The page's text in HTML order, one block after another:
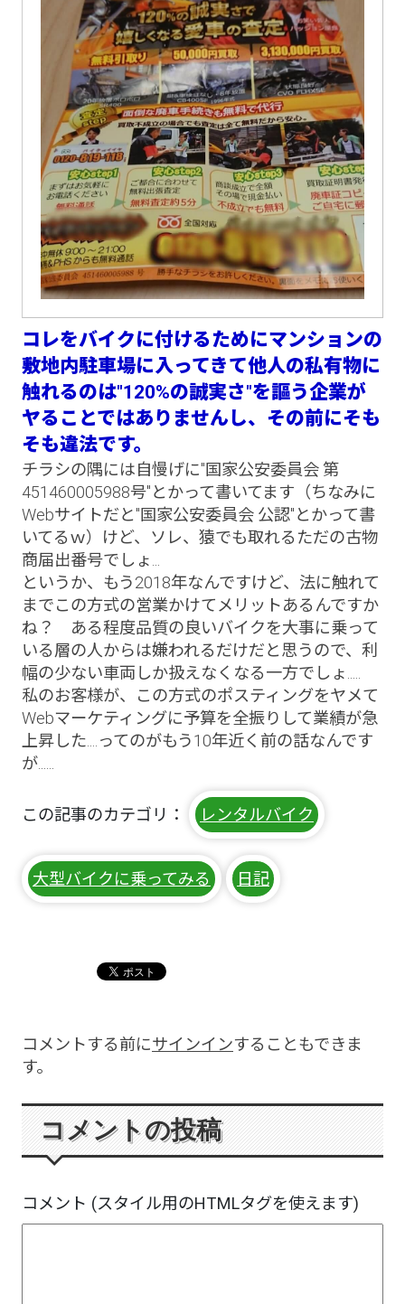
コレをバイクに付けるためにマンションの
敷地内駐車場に入ってきて他人の私有物に
触れるのは"120%の誠実さ"を謳う企業が
ヤることではありませんし、その前にそも
そも違法です。
チラシの隅には自慢げに"国家公安委員会 第
451460005988号"とかって書いてます（ちなみに
Webサイトだと"国家公安委員会 公認"とかって書
いてるｗ）けど、ソレ、猿でも取れるただの古物
商届出番号でしょ...
というか、もう2018年なんですけど、法に触れて
までこの方式の営業かけてメリットあるんですか
ね？ ある程度品質の良いバイクを大事に乗って
いる層の人からは嫌われるだけだと思うので、利
幅の少ない車両しか扱えなくなる一方でしょ.....
私のお客様が、この方式のポスティングをヤメて
Webマーケティングに予算を全振りして業績が急
上昇した....ってのがもう10年近く前の話なんです
が......
この記事のカテゴリ： レンタルバイク
大型バイクに乗ってみる 日記
コメントする前にサインインすることもできま
す。
コメントの投稿
コメント (スタイル用のHTMLタグを使えます)